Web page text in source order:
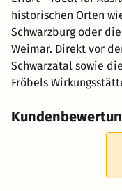
historischen Orten
Schwarzburg oder
Weimar. Direkt vor
Schwarzatal sowie
Fröbels